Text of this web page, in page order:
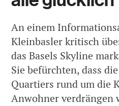
An einem
Kleinbasler kritisch
das Basels Skyline
Sie befürchten, dass
Quartiers rund um die
Anwohner verdrängen